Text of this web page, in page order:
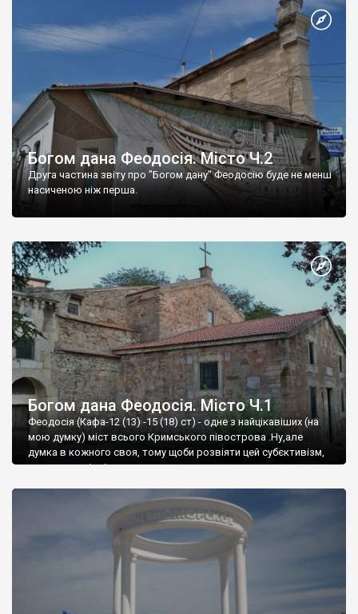
Богом дана Феодосія. Місто Ч.2
Друга частина звіту про "Богом дану" Феодосію буде не менш
насиченою ніж перша.
Богом дана Феодосія. Місто Ч.1
Феодосія (Кафа-12 (13) -15 (18) ст) - одне з найцікавіших (на
мою думку) міст всього Кримського півострова .Ну,але
думка в кожного своя, тому щоби розвіяти цей субєктивізм,
запрошую відвідати це